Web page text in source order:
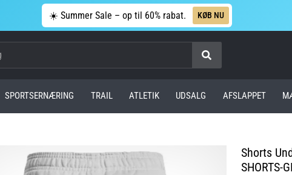
☀️ Summer Sale – op til 60% rabat. KØB NU
SPORTSERNÆRING TRAIL ATLETIK UDSALG AFSLAPPET
Shorts
SHORTS-